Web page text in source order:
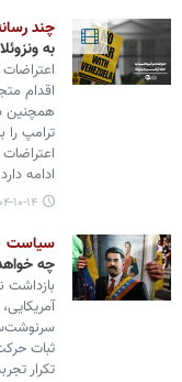
چند
به
اقدام
همچنین
ترامپ را
ادامه
۱۴۰۴-۱۰-۱۴
سیاست
چه
بازداشت
ثبات
تکرار